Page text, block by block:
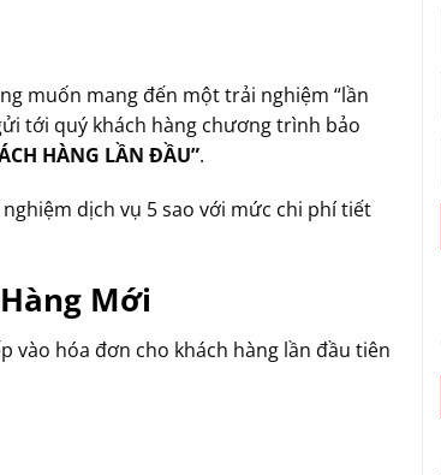
muốn mang đến một trải nghiệm “lần
tới quý khách hàng chương trình bảo
HÀNG LẦN ĐẦU”.
dịch vụ 5 sao với mức chi phí tiết
Mới
hóa đơn cho khách hàng lần đầu tiên